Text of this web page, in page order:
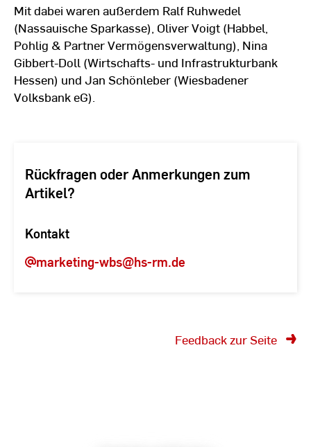
Mit dabei waren außerdem Ralf Ruhwedel
(Nassauische Sparkasse), Oliver Voigt (Habbel,
Pohlig & Partner Vermögensverwaltung), Nina
Gibbert-Doll (Wirtschafts- und Infrastrukturbank
Hessen) und Jan Schönleber (Wiesbadener
Volksbank eG).
Rückfragen oder Anmerkungen zum
Artikel?
Kontakt
marketing-wbs@hs-rm.de
Feedback zur Seite